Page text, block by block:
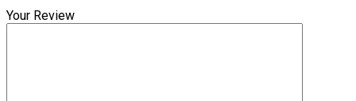
Your Review